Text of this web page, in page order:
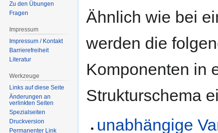
Ähnlich wie bei
werden die
Komponenten in
Strukturschema
unabhängige
Zu den Übungen
Fragen
Impressum
Impressum / Kontakt
Barrierefreiheit
Literatur
Werkzeuge
Links auf diese Seite
Änderungen an
verlinkten Seiten
Spezialseiten
Druckversion
Permanenter Link